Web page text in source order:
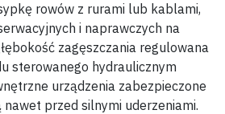
rowów z rurami lub kablami,
i naprawczych na
zagęszczania regulowana
sterowanego hydraulicznym
urządzenia zabezpieczone
przed silnymi uderzeniami.